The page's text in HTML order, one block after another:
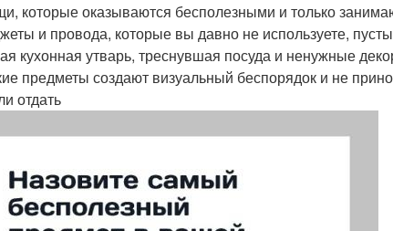
которые оказываются бесполезными и только
и провода, которые вы давно не используете,
кухонная утварь, треснувшая посуда и ненужные
предметы создают визуальный беспорядок и не
отдать